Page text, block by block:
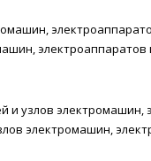
электроаппаратов
и узлов
электромашин,